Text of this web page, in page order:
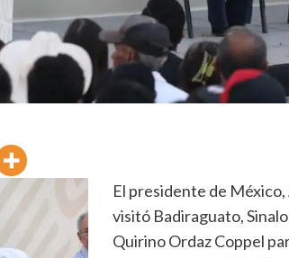
El presidente de
visitó Badiraguato,
Quirino Ordaz Coppel